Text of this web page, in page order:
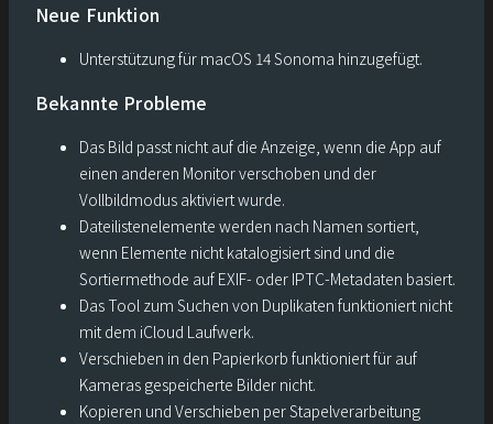
Neue Funktion
Unterstützung für macOS 14 Sonoma hinzugefügt.
Bekannte Probleme
Das Bild passt nicht auf die Anzeige, wenn die App auf
einen anderen Monitor verschoben und der
Vollbildmodus aktiviert wurde.
Dateilistenelemente werden nach Namen sortiert,
wenn Elemente nicht katalogisiert sind und die
Sortiermethode auf EXIF- oder IPTC-Metadaten basiert.
Das Tool zum Suchen von Duplikaten funktioniert nicht
mit dem iCloud Laufwerk.
Verschieben in den Papierkorb funktioniert für auf
Kameras gespeicherte Bilder nicht.
Kopieren und Verschieben per Stapelverarbeitung